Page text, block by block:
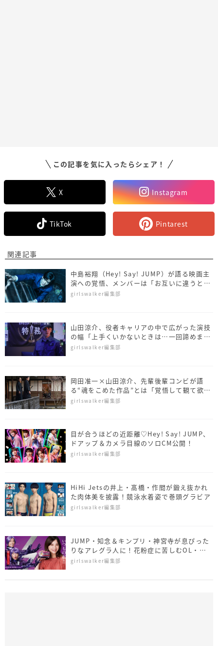
この記事を気に入ったらシェア！
X Instagram
TikTok Pintarest
関連記事
中島裕翔（Hey! Say! JUMP）が語る映画主
演への覚悟、メンバーは「お互いに違うとこ
ろで頑張る戦友」
girlswalker編集部
山田涼介、役者キャリアの中で広がった演技
の幅「上手くいかないときは…一回諦めま
す」
girlswalker編集部
岡田准一×山田涼介、先輩後輩コンビが語
る“魂をこめた作品”とは「覚悟して観て欲し
い」
girlswalker編集部
目が合うほどの近距離♡Hey! Say! JUMP、
ドアップ＆カメラ目線のソロCM公開！
girlswalker編集部
HiHi Jetsの井上・髙橋・作間が鍛え抜かれ
た肉体美を披露！競泳水着姿で巻頭グラビア
girlswalker編集部
JUMP・知念＆キンプリ・神宮寺が息ぴった
りなアレグラ人に！花粉症に苦しむOL・吉
高とのコミカルな新広告に注目
girlswalker編集部